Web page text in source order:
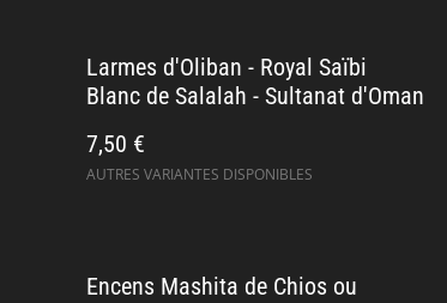
Larmes d'Oliban - Royal Saïbi
Blanc de Salalah - Sultanat d'Oman
7,50 €
AUTRES VARIANTES DISPONIBLES
Encens Mashita de Chios ou